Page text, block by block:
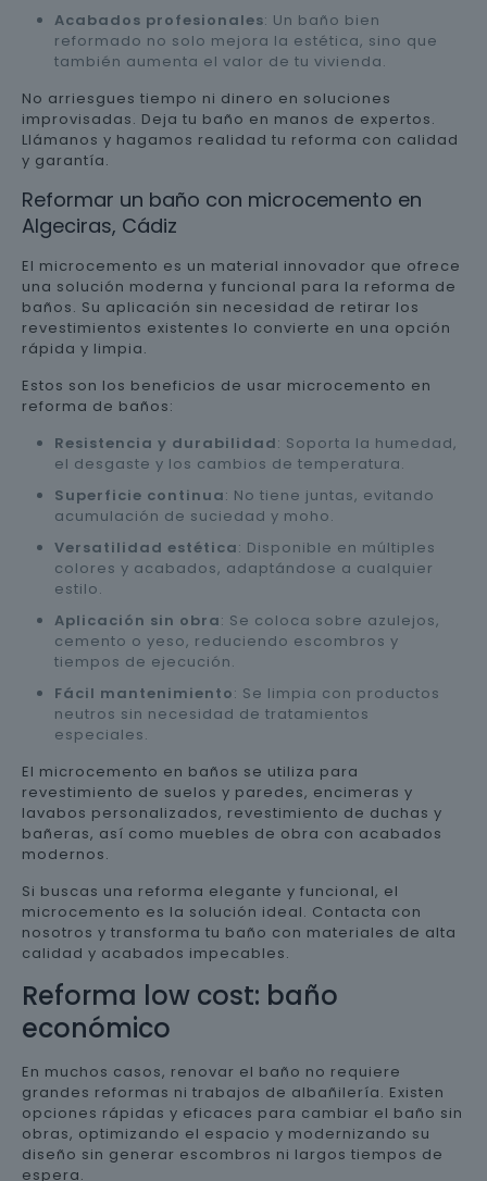
Acabados profesionales: Un baño bien
reformado no solo mejora la estética, sino que
también aumenta el valor de tu vivienda.
No arriesgues tiempo ni dinero en soluciones
improvisadas. Deja tu baño en manos de expertos.
Llámanos y hagamos realidad tu reforma con calidad
y garantía.
Reformar un baño con microcemento en
Algeciras, Cádiz
El microcemento es un material innovador que ofrece
una solución moderna y funcional para la reforma de
baños. Su aplicación sin necesidad de retirar los
revestimientos existentes lo convierte en una opción
rápida y limpia.
Estos son los beneficios de usar microcemento en
reforma de baños:
Resistencia y durabilidad: Soporta la humedad,
el desgaste y los cambios de temperatura.
Superficie continua: No tiene juntas, evitando
acumulación de suciedad y moho.
Versatilidad estética: Disponible en múltiples
colores y acabados, adaptándose a cualquier
estilo.
Aplicación sin obra: Se coloca sobre azulejos,
cemento o yeso, reduciendo escombros y
tiempos de ejecución.
Fácil mantenimiento: Se limpia con productos
neutros sin necesidad de tratamientos
especiales.
El microcemento en baños se utiliza para
revestimiento de suelos y paredes, encimeras y
lavabos personalizados, revestimiento de duchas y
bañeras, así como muebles de obra con acabados
modernos.
Si buscas una reforma elegante y funcional, el
microcemento es la solución ideal. Contacta con
nosotros y transforma tu baño con materiales de alta
calidad y acabados impecables.
Reforma low cost: baño
económico
En muchos casos, renovar el baño no requiere
grandes reformas ni trabajos de albañilería. Existen
opciones rápidas y eficaces para cambiar el baño sin
obras, optimizando el espacio y modernizando su
diseño sin generar escombros ni largos tiempos de
espera.